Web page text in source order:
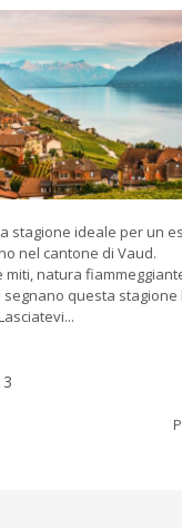
stagione ideale per un
nel cantone di Vaud.
miti, natura
questa stagione
3